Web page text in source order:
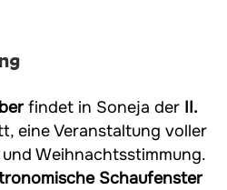
findet in Soneja der II.
eine Veranstaltung voller
Weihnachtsstimmung.
Schaufenster